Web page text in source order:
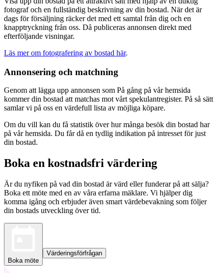
fotograf och en fullständig beskrivning av din bostad. När det är
dags för försäljning räcker det med ett samtal från dig och en
knapptryckning från oss. Då publiceras annonsen direkt med
efterföljande visningar.
Läs mer om fotografering av bostad här.
Annonsering och matchning
Genom att lägga upp annonsen som På gång på vår hemsida
kommer din bostad att matchas mot vårt spekulantregister. På så sätt
samlar vi på oss en värdefull lista av möjliga köpare.
Om du vill kan du få statistik över hur många besök din bostad har
på vår hemsida. Du får då en tydlig indikation på intresset för just
din bostad.
Boka en kostnadsfri värdering
Är du nyfiken på vad din bostad är värd eller funderar på att sälja?
Boka ett möte med en av våra erfarna mäklare. Vi hjälper dig
komma igång och erbjuder även smart värdebevakning som följer
din bostads utveckling över tid.
Boka möte
Värderingsförfrågan